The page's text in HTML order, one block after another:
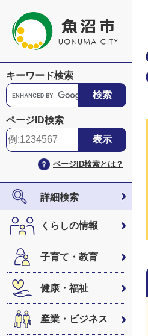
キーワード検索
G
o
o
g
ス
タ
ム
検
索
ページID検索
ページID検索とは？
詳細検索
くらしの情報
子育て・教育
健康・福祉
産業・ビジネス